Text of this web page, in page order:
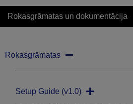
Rokasgrāmatas un dokumentācija
Rokasgrāmatas
Setup Guide (v1.0)